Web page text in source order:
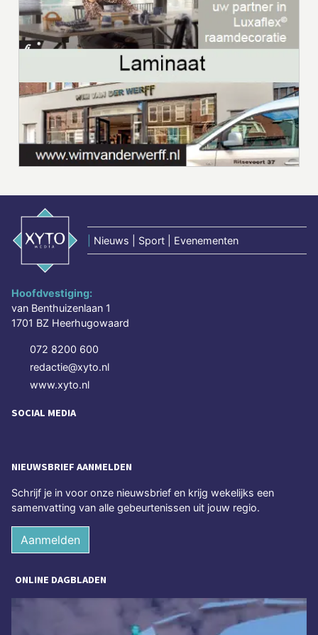
Nieuws | Sport | Evenementen
Hoofdvestiging:
van Benthuizenlaan 1
1701 BZ Heerhugowaard
072 8200 600
redactie@xyto.nl
www.xyto.nl
SOCIAL MEDIA
NIEUWSBRIEF AANMELDEN
Schrijf je in voor onze nieuwsbrief en krijg wekelijks een
samenvatting van alle gebeurtenissen uit jouw regio.
Aanmelden
ONLINE DAGBLADEN